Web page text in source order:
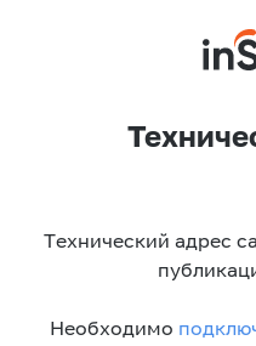
Технический адрес
Необходимо